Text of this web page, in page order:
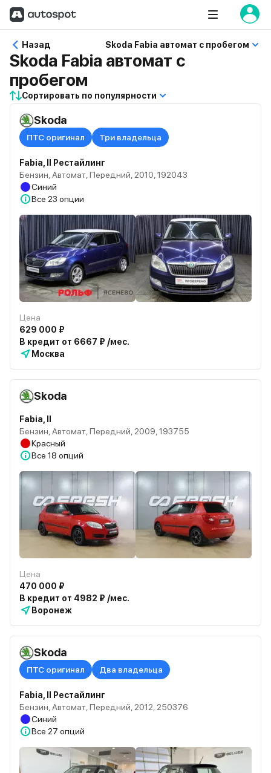
Назад Skoda Fabia автомат с пробегом
Skoda Fabia автомат с
пробегом
Сортировать по популярности
Skoda
ПТС оригинал Три владельца
Fabia, II Рестайлинг
Бензин, Автомат, Передний, 2010, 192043
Синий
Все 23 опции
Цена
629 000 ₽
В кредит от 6667 ₽ /мес.
Москва
Skoda
Fabia, II
Бензин, Автомат, Передний, 2009, 193755
Красный
Все 18 опций
Цена
470 000 ₽
В кредит от 4982 ₽ /мес.
Воронеж
Skoda
ПТС оригинал Два владельца
Fabia, II Рестайлинг
Бензин, Автомат, Передний, 2012, 250376
Синий
Все 27 опций